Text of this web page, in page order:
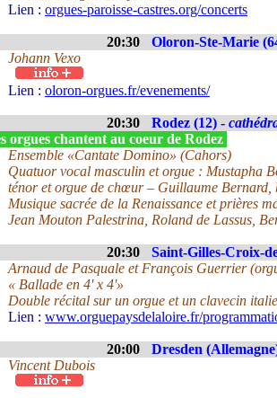
Lien : orgues-paroisse-castres.org/concerts
20:30 Oloron-Ste-Marie
Johann Vexo
Lien : oloron-orgues.fr/evenements/
20:30 Rodez (12) -
orgues chantent au coeur de Rodez
Ensemble «Cantate Domino» (Cahors)
Quatuor vocal masculin et orgue : Mustapha
ténor et orgue de chœur – Guillaume
Musique sacrée de la Renaissance et prières
Jean Mouton Palestrina, Roland de Lassus,
20:30 Saint-Gilles-Croix-
Arnaud de Pasquale et François Guerrier
« Ballade en 4' x 4'»
Double récital sur un orgue et un clavecin
Lien : www.orguepaysdelaloire.fr/
20:00 Dresden
Vincent Dubois